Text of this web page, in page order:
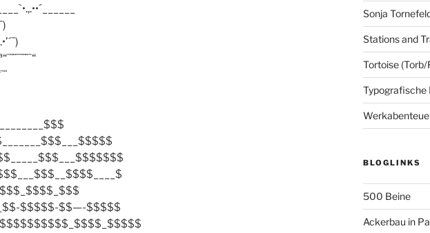
$$$$$-$$—-$$$$$
Sonja
Stations and
Tortoise (Torb/
Typografische
BLOGLINKS
500 Beine
Ackerbau in